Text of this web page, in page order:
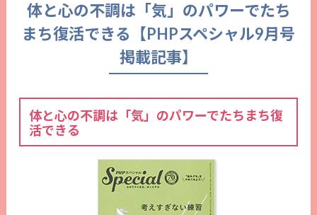
体と心の不調は「気」のパワーでたち
まち復活できる【PHPスペシャル9月号
掲載記事】
体と心の不調は「気」のパワーでたちまち復
活できる